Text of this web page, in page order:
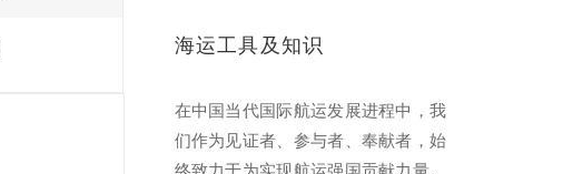
海运工具及知识
在中国当代国际航运发展进程中，我
们作为见证者、参与者、奉献者，始
终致力于为实现航运强国贡献力量。